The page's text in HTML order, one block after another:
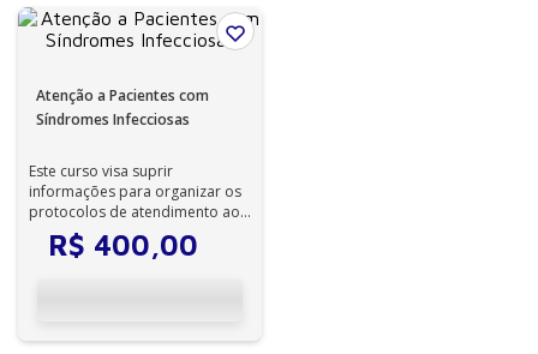
Atenção a Pacientes com
Síndromes Infecciosas
Este curso visa suprir
informações para organizar os
protocolos de atendimento aos
pacientes com síndromes
infecciosas, ...
R$ 400,00